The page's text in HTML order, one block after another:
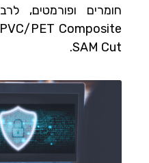
SAM Cut.